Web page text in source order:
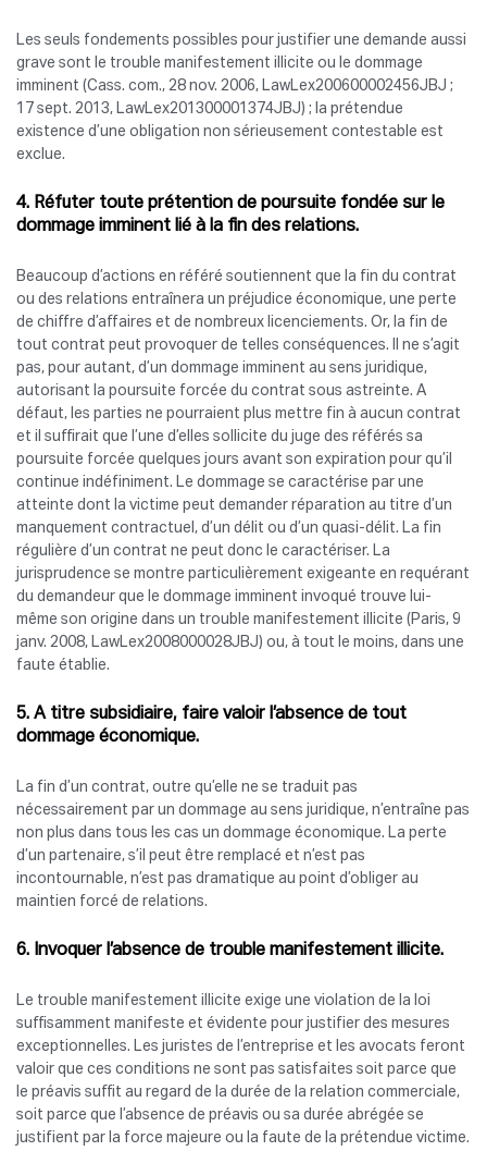
Les seuls fondements possibles pour justifier une demande aussi
grave sont le trouble manifestement illicite ou le dommage
imminent (Cass. com., 28 nov. 2006, LawLex200600002456JBJ ;
17 sept. 2013, LawLex201300001374JBJ) ; la prétendue
existence d’une obligation non sérieusement contestable est
exclue.
4. Réfuter toute prétention de poursuite fondée sur le
dommage imminent lié à la fin des relations.
Beaucoup d’actions en référé soutiennent que la fin du contrat
ou des relations entraînera un préjudice économique, une perte
de chiffre d’affaires et de nombreux licenciements. Or, la fin de
tout contrat peut provoquer de telles conséquences. Il ne s’agit
pas, pour autant, d’un dommage imminent au sens juridique,
autorisant la poursuite forcée du contrat sous astreinte. A
défaut, les parties ne pourraient plus mettre fin à aucun contrat
et il suffirait que l’une d’elles sollicite du juge des référés sa
poursuite forcée quelques jours avant son expiration pour qu’il
continue indéfiniment. Le dommage se caractérise par une
atteinte dont la victime peut demander réparation au titre d’un
manquement contractuel, d’un délit ou d’un quasi-délit. La fin
régulière d’un contrat ne peut donc le caractériser. La
jurisprudence se montre particulièrement exigeante en requérant
du demandeur que le dommage imminent invoqué trouve lui-
même son origine dans un trouble manifestement illicite (Paris, 9
janv. 2008, LawLex2008000028JBJ) ou, à tout le moins, dans une
faute établie.
5. A titre subsidiaire, faire valoir l’absence de tout
dommage économique.
La fin d’un contrat, outre qu’elle ne se traduit pas
nécessairement par un dommage au sens juridique, n’entraîne pas
non plus dans tous les cas un dommage économique. La perte
d’un partenaire, s’il peut être remplacé et n’est pas
incontournable, n’est pas dramatique au point d’obliger au
maintien forcé de relations.
6. Invoquer l’absence de trouble manifestement illicite.
Le trouble manifestement illicite exige une violation de la loi
suffisamment manifeste et évidente pour justifier des mesures
exceptionnelles. Les juristes de l’entreprise et les avocats feront
valoir que ces conditions ne sont pas satisfaites soit parce que
le préavis suffit au regard de la durée de la relation commerciale,
soit parce que l’absence de préavis ou sa durée abrégée se
justifient par la force majeure ou la faute de la prétendue victime.